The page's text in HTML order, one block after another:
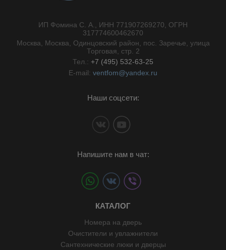
ИП Фомина С. А., ИНН 771907269270, ОГРН
317774600462670
Москва, Москва, Одинцовский район, пос. Заречье, улица
Торговая, стр. 2
Тел.: +7 (495) 532-63-25
E-mail: ventfom@yandex.ru
Наши соцсети:
Напишите нам в чат:
КАТАЛОГ
Номера на дверь
Очистители и увлажнители
Сантехнические люки и дверцы